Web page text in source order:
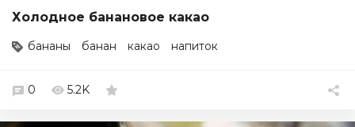
Холодное банановое какао
бананы банан какао напиток
0 5.2K